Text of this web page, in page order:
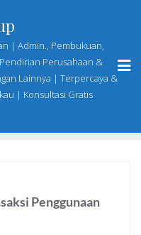
| Admin., Pembukuan,
Perusahaan &
Lainnya | Terpercaya &
| Konsultasi Gratis
Penggunaan